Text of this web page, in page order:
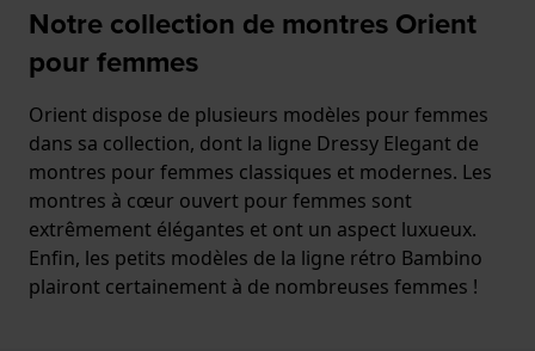
Notre collection de montres Orient
pour femmes
Orient dispose de plusieurs modèles pour femmes
dans sa collection, dont la ligne Dressy Elegant de
montres pour femmes classiques et modernes. Les
montres à cœur ouvert pour femmes sont
extrêmement élégantes et ont un aspect luxueux.
Enfin, les petits modèles de la ligne rétro Bambino
plairont certainement à de nombreuses femmes !